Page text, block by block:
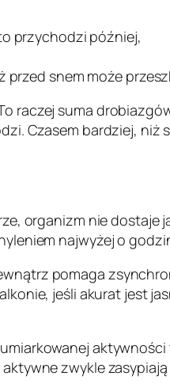
przychodzi później,
snem może
raczej suma
Czasem bardziej, niż
organizm nie dostaje
najwyżej o
pomaga
jeśli akurat jest
zwykle